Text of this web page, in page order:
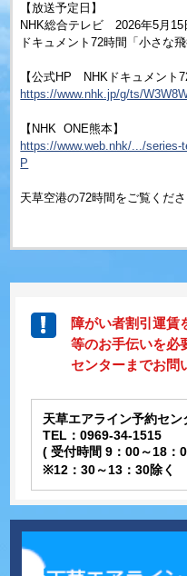
【放送予定日】
NHK総合テレビ 2026年5月15
ドキュメント72時間「小さな
【公式HP NHKドキュメント
https://www.nhk.jp/g/ts/
【NHK ONE熊本】
https://www.web.nhk/.../series-
P
天草空港の72時間をご覧くださ
障がい者割引運賃
等のお手伝いを必
センターまでお問
天草エアライン予約セン
TEL：0969-34-1515
( 受付時間 9：00～18：
※12：30～13：30除く